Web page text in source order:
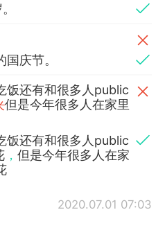
国庆节。
饭还有和很多人public
但是今年很多人在家里
饭还有和很多人public
，但是今年很多人在家
2020.07.01 07:03